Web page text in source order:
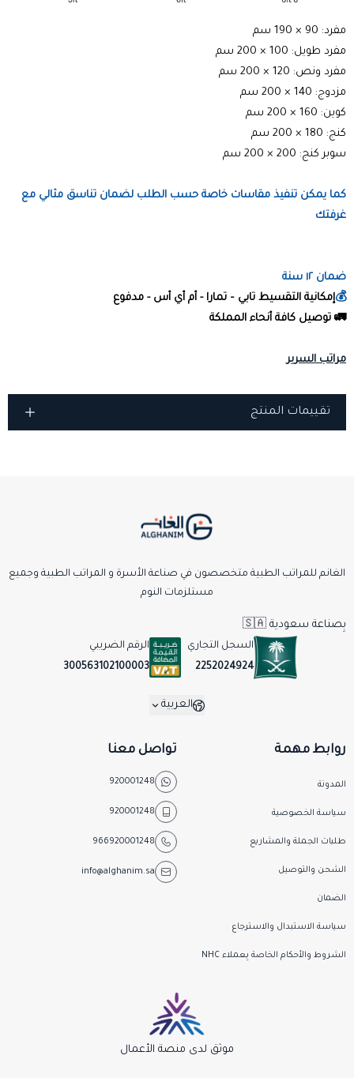
مفرد: 90 × 190 سم
مفرد طويل: 100 × 200 سم
مفرد ونص: 120 × 200 سم
مزدوج: 140 × 200 سم
كوين: 160 × 200 سم
كنج: 180 × 200 سم
سوبر كنج: 200 × 200 سم
كما يمكن تنفيذ مقاسات خاصة حسب الطلب لضمان تناسق مثالي مع
غرفتك
ضمان ١٢ سنة
💰إمكانية التقسيط تابي – تمارا - أم أي أس - مدفوع
🚛 توصيل كافة أنحاء المملكة
مراتب السرير
تقييمات المنتج
الغانم للمراتب الطبية متخصصون في صناعة الأسرة و المراتب الطبية وجميع
مستلزمات النوم
بِصناعة سعودية 🇸🇦
السجل التجاري
2252024924
الرقم الضريبي
300563102100003
العربية
روابط مهمة
المدونة
سياسة الخصوصية
طلبات الجملة والمشاريع
الشحن والتوصيل
الضمان
سياسة الاستبدال والاسترجاع
الشروط والأحكام الخاصة بِـعملاء NHC
تواصل معنا
920001248
920001248
966920001248
info@alghanim.sa
موثق لدى منصة الأعمال